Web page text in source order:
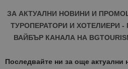
ЗА АКТУАЛНИ НОВИНИ И
ТУРОПЕРАТОРИ И ХОТЕЛИЕРИ
ВАЙБЪР КАНАЛА НА
Последвайте ни за още актуални